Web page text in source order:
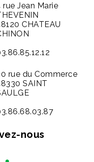
rue Jean Marie
CHATEAU
rue du Commerce
SAINT
nous